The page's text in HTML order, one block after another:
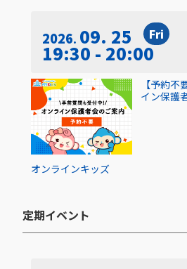
2026 09. 25 Fri
19:30 - 20:00
オンラインキッズ
【予約不
イン保護
定期イベント​